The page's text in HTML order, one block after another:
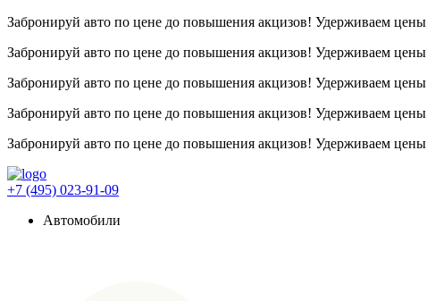
Забронируй авто по цене до повышения акцизов! Удерживаем цены
Забронируй авто по цене до повышения акцизов! Удерживаем цены
Забронируй авто по цене до повышения акцизов! Удерживаем цены
Забронируй авто по цене до повышения акцизов! Удерживаем цены
Забронируй авто по цене до повышения акцизов! Удерживаем цены
+7 (495) 023-91-09
Автомобили